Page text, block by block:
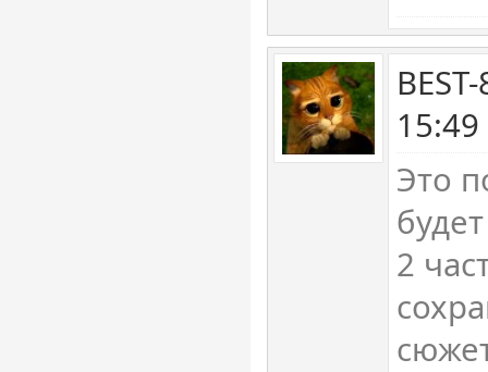
Это
2